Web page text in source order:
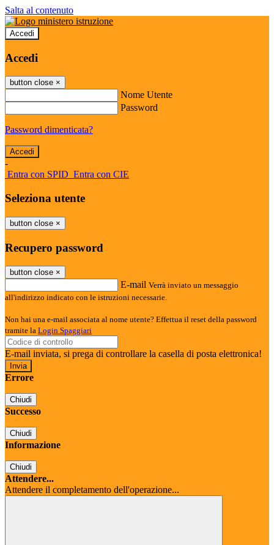
Salta al contenuto
Accedi
Accedi
button close ×
Nome Utente
Password
Password dimenticata?
-
Entra con SPID Entra con CIE
Seleziona utente
button close ×
Recupero password
button close ×
E-mail Verrà inviato un messaggio
all'indirizzo indicato con le istruzioni necessarie.
Non hai una e-mail associata al nome utente? Effettua il reset della password
tramite la Login Spaggiari
E-mail inviata, si prega di controllare la casella di posta elettronica!
Errore
Chiudi
Successo
Chiudi
Informazione
Chiudi
Attendere...
Attendere il completamento dell'operazione...